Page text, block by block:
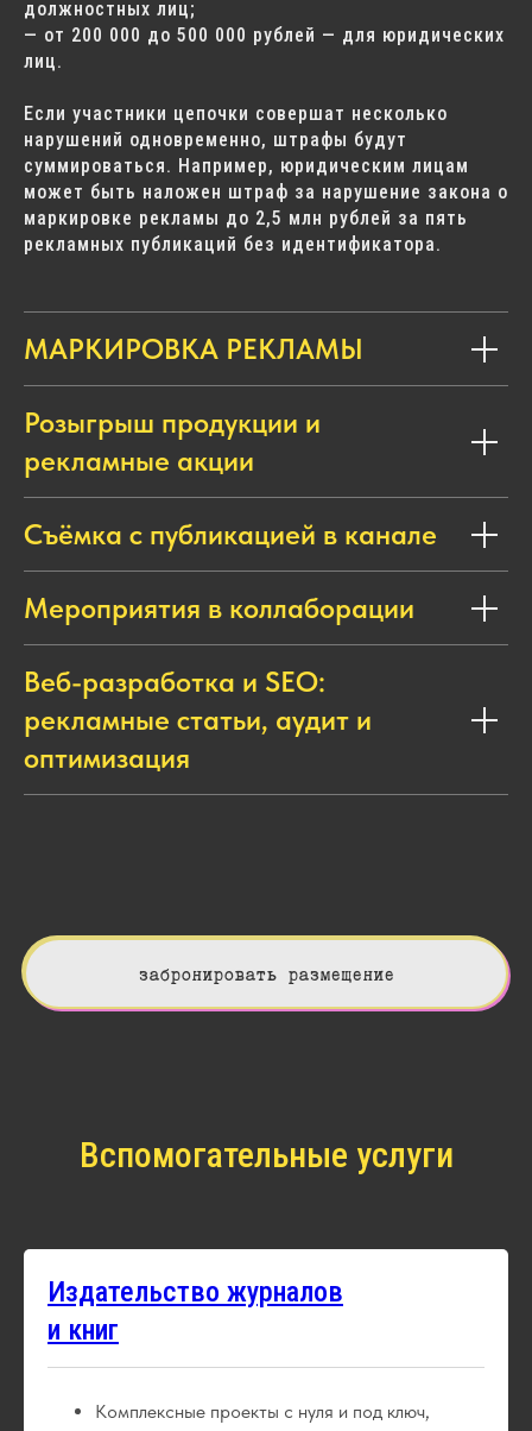
должностных лиц;
— от 200 000 до 500 000 рублей — для юридических
лиц.
Если участники цепочки совершат несколько
нарушений одновременно, штрафы будут
суммироваться. Например, юридическим лицам
может быть наложен штраф за нарушение закона о
маркировке рекламы до 2,5 млн рублей за пять
рекламных публикаций без идентификатора.
МАРКИРОВКА РЕКЛАМЫ
Розыгрыш продукции и
рекламные акции
Съёмка с публикацией в канале
Мероприятия в коллаборации
Веб-разработка и SEO:
рекламные статьи, аудит и
оптимизация
забронировать размещение
Вспомогательные услуги
Издательство журналов
и книг
Комплексные проекты с нуля и под ключ,